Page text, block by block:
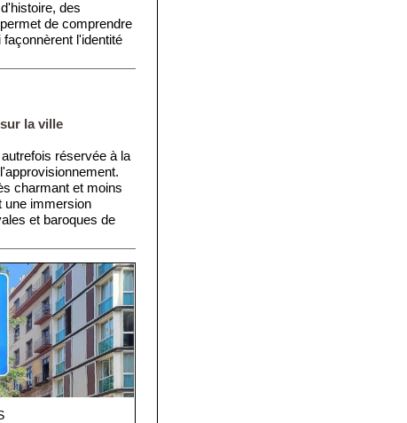
des
de comprendre
l'identité
la ville
réservée à la
charmant et moins
une immersion
et baroques de